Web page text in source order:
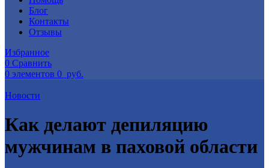
Блог
Контакты
Отзывы
Избранное
0 Сравнить
0 элементов 0 руб.
Новости
Как делают депиляцию
мужчинам в паховой области